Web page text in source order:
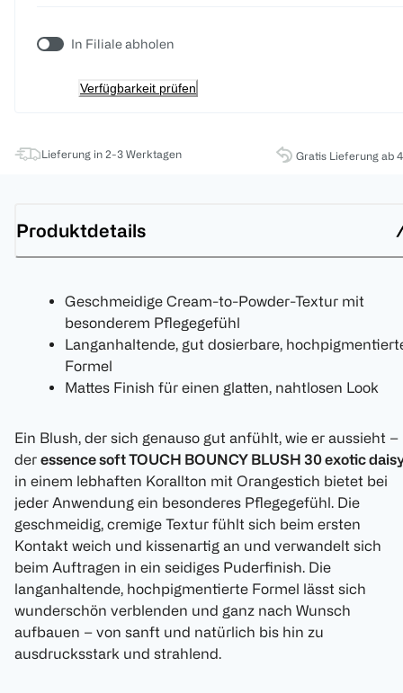
In Filiale abholen
Verfügbarkeit prüfen
Lieferung in 2-3 Werktagen Gratis Lieferung ab
Produktdetails
Geschmeidige Cream-to-Powder-Textur mit
besonderem Pflegegefühl
Langanhaltende, gut dosierbare,
Formel
Mattes Finish für einen glatten, nahtlosen Look
Ein Blush, der sich genauso gut anfühlt, wie er aussieht –
der essence soft TOUCH BOUNCY BLUSH 30 exotic
in einem lebhaften Korallton mit Orangestich bietet bei
jeder Anwendung ein besonderes Pflegegefühl. Die
geschmeidig, cremige Textur fühlt sich beim ersten
Kontakt weich und kissenartig an und verwandelt sich
beim Auftragen in ein seidiges Puderfinish. Die
langanhaltende, hochpigmentierte Formel lässt sich
wunderschön verblenden und ganz nach Wunsch
aufbauen – von sanft und natürlich bis hin zu
ausdrucksstark und strahlend.